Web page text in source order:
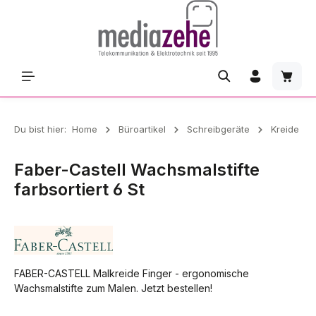
Du bist hier: Home Büroartikel Schreibgeräte Kreide
Faber-Castell Wachsmalstifte
farbsortiert 6 St
FABER-CASTELL Malkreide Finger - ergonomische
Wachsmalstifte zum Malen. Jetzt bestellen!